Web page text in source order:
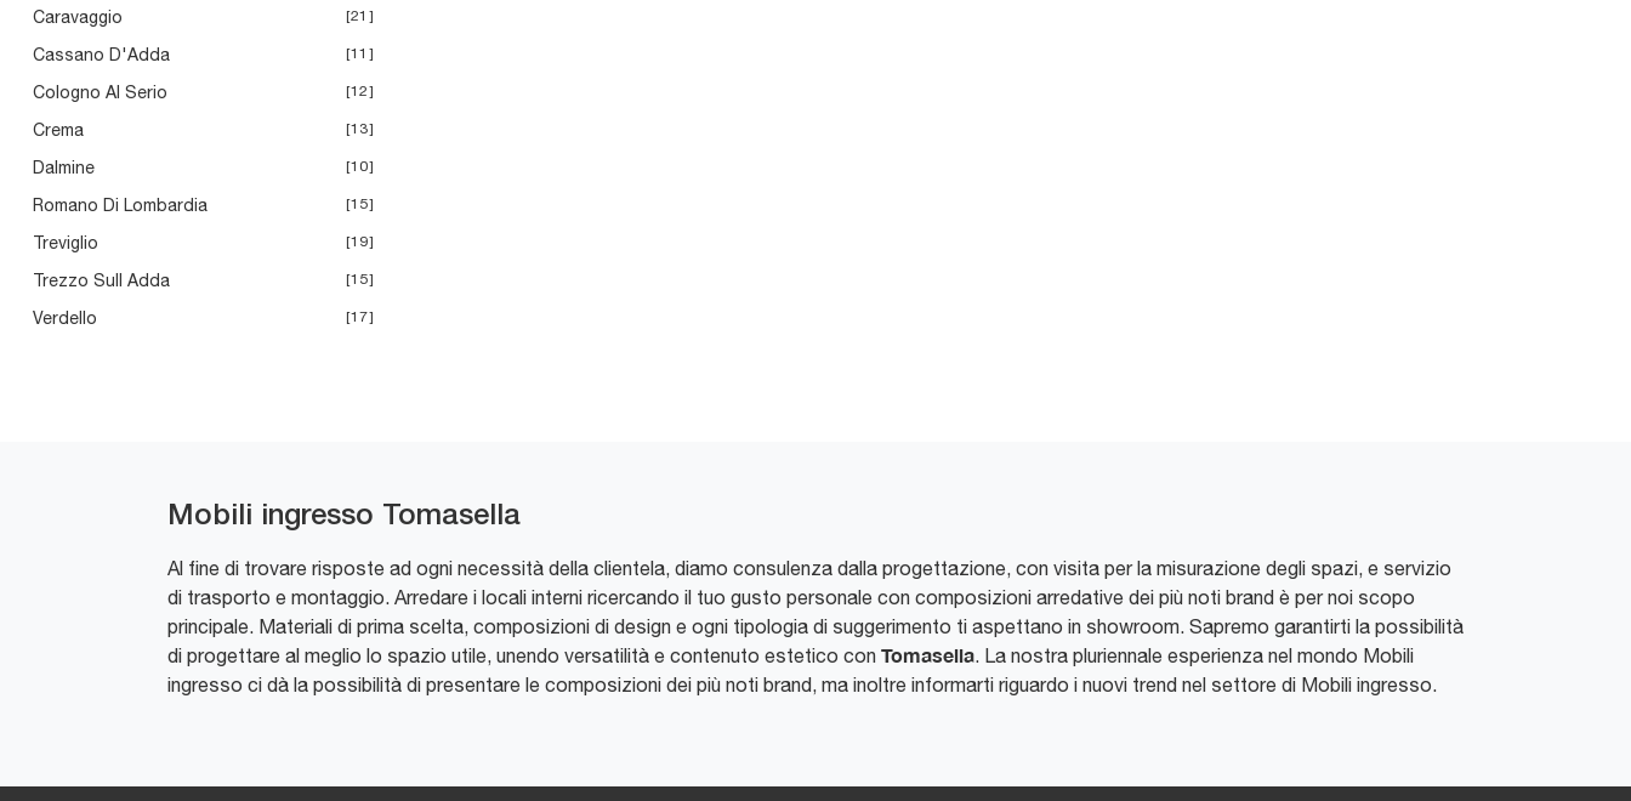
Caravaggio 21
Cassano D'Adda 11
Cologno Al Serio 12
Crema 13
Dalmine 10
Romano Di Lombardia 15
Treviglio 19
Trezzo Sull Adda 15
Verdello 17
Mobili ingresso Tomasella
Al fine di trovare risposte ad ogni necessità della clientela, diamo consulenza dalla progettazione, con visita per la misurazione degli spazi, e servizio
di trasporto e montaggio. Arredare i locali interni ricercando il tuo gusto personale con composizioni arredative dei più noti brand è per noi scopo
principale. Materiali di prima scelta, composizioni di design e ogni tipologia di suggerimento ti aspettano in showroom. Sapremo garantirti la possibilità
di progettare al meglio lo spazio utile, unendo versatilità e contenuto estetico con Tomasella. La nostra pluriennale esperienza nel mondo Mobili
ingresso ci dà la possibilità di presentare le composizioni dei più noti brand, ma inoltre informarti riguardo i nuovi trend nel settore di Mobili ingresso.